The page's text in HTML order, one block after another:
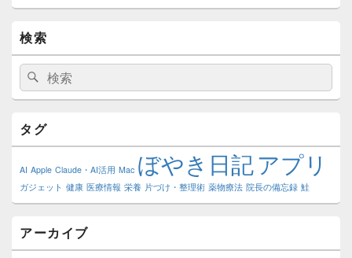
検索
検
索:
検
索
タグ
AI Apple Claude・AI活用 Mac ぼやき日記アプリ
ガジェット 健康 医療情報 栄養 片づけ・整理術 薬物療法 院長の備忘録 鮭
アーカイブ